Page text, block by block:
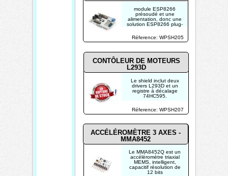
Réference: WPSH207
CONTÔLEUR DE MOTEURS
L293D
Le shield inclut deux
drivers L293D et un
registre à décalage
74HC595.
Le MMA8452Q est un
accéléromètre triaxial
MEMS, intelligent,
capacitif résolution de
12 bits
module ESP8266
présoudé et une
alimentation, donc une
solution ESP8266 plug-
Réference: WPSH205
ACCÉLÉROMÈTRE 3 AXES -
MMA8452